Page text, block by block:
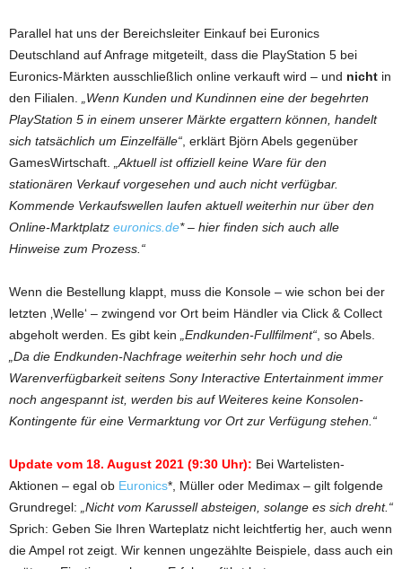
Parallel hat uns der Bereichsleiter Einkauf bei Euronics
Deutschland auf Anfrage mitgeteilt, dass die PlayStation 5 bei
Euronics-Märkten ausschließlich online verkauft wird – und nicht in
den Filialen.
„Wenn Kunden und Kundinnen eine der begehrten
PlayStation 5 in einem unserer Märkte ergattern können, handelt
sich tatsächlich um Einzelfälle“ , erklärt Björn Abels gegenüber
GamesWirtschaft.
„Aktuell ist offiziell keine Ware für den
stationären Verkauf vorgesehen und auch nicht verfügbar.
Kommende Verkaufswellen laufen aktuell weiterhin nur über den
Online-Marktplatz euronics.de* – hier finden sich auch alle
Hinweise zum Prozess.“
Wenn die Bestellung klappt, muss die Konsole – wie schon bei der
letzten ‚Welle‘ – zwingend vor Ort beim Händler via Click & Collect
abgeholt werden. Es gibt kein
„Endkunden-Fullfilment“ , so Abels.
„Da die Endkunden-Nachfrage weiterhin sehr hoch und die
Warenverfügbarkeit seitens Sony Interactive Entertainment immer
noch angespannt ist, werden bis auf Weiteres keine Konsolen-
Kontingente für eine Vermarktung vor Ort zur Verfügung stehen.“
Update vom 18. August 2021 (9:30 Uhr): Bei Wartelisten-
Aktionen – egal ob Euronics*, Müller oder Medimax – gilt folgende
Grundregel:
„Nicht vom Karussell absteigen, solange es sich dreht.“
Sprich: Geben Sie Ihren Warteplatz nicht leichtfertig her, auch wenn
die Ampel rot zeigt. Wir kennen ungezählte Beispiele, dass auch ein